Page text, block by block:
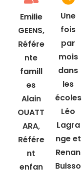
Emilie
GEENS,
Référe
nte
famill
es
Alain
OUATT
ARA,
Référe
nt
enfan
Une
fois
par
mois
dans
les
écoles
Léo
Lagra
nge et
Renan
Buisso